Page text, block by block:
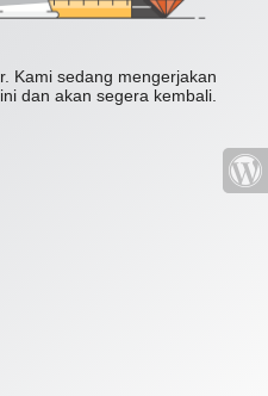
Kami sedang mengerjakan
dan akan segera kembali.